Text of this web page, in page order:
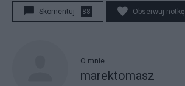
Skomentuj 88 Obserwuj notkę
O mnie
marektomasz